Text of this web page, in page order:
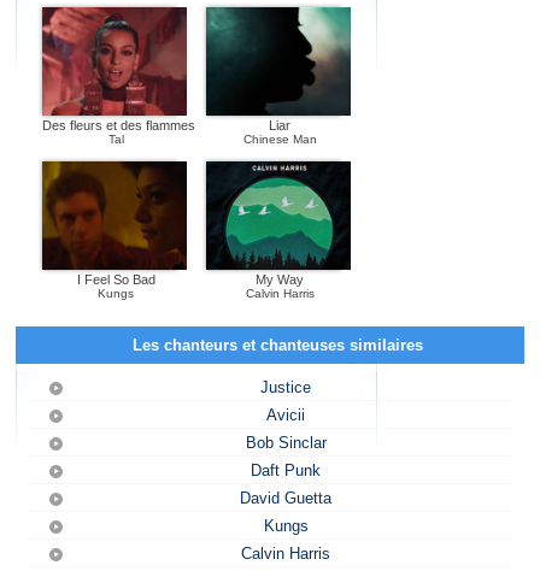
Des fleurs et des flammes
Tal
Liar
Chinese Man
I Feel So Bad
Kungs
My Way
Calvin Harris
Les chanteurs et chanteuses similaires
Justice
Avicii
Bob Sinclar
Daft Punk
David Guetta
Kungs
Calvin Harris